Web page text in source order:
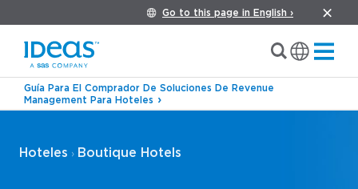
Go to this page in English ›
Guía Para El Comprador De Soluciones De Revenue
Management Para Hoteles
Hoteles › Boutique Hotels